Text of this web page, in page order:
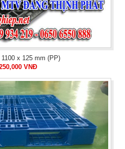
Kích thước đa dạng, giá rẽ, chất lượng đảm bảo tải
trọng an toàn.
Phù hợp cho việc xuất khẩu hàng đi nước ngoài, đủ
Có thể tái xử dụng lại nhiều lần trong việc lưu thông và
KT: 1100 x 1100 x 120 mm, 1000 x 1200 x 120 mm,
1000 x 1000 x 120 mm, 1200 x 1100 x 120 mm,...
x 125 mm (PP)
VNĐ